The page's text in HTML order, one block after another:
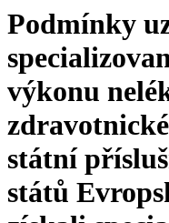
Podmínky
výkonu
státní
států